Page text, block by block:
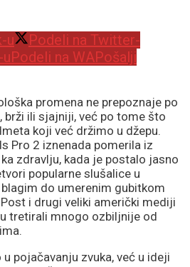
u
Podeli na Twitter-
Podeli na WAPošalji
promena ne prepoznaje po
ili sjajniji, već po tome što
koji već držimo u džepu.
Pro 2 iznenada pomerila iz
zdravlju, kada je postalo jasno
popularne slušalice u
do umerenim gubitkom
i drugi veliki američki mediji
tretirali mnogo ozbiljnije od
pojačavanju zvuka, već u ideji